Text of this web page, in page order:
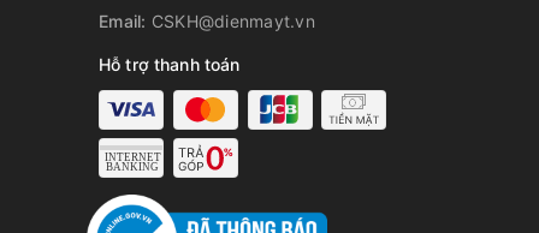
Email: CSKH@dienmayt.vn
Hỗ trợ thanh toán